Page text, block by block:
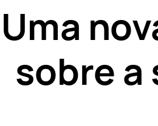
Uma
sobre a